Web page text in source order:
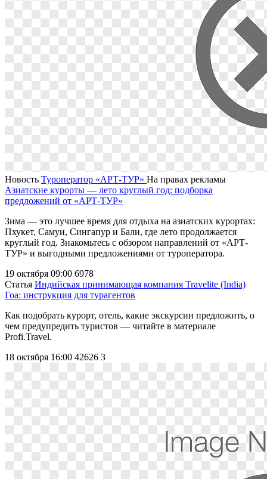
Новость Туроператор «АРТ-ТУР» На правах рекламы
Азиатские курорты ― лето круглый год: подборка
предложений от «АРТ-ТУР»
Зима ― это лучшее время для отдыха на азиатских курортах:
Пхукет, Самуи, Сингапур и Бали, где лето продолжается
круглый год. Знакомьтесь с обзором направлений от «АРТ-
ТУР» и выгодными предложениями от туроператора.
19 октября 09:00 6978
Статья Индийская принимающая компания Travelite (India)
Гоа: инструкция для турагентов
Как подобрать курорт, отель, какие экскурсии предложить, о
чем предупредить туристов — читайте в материале
Profi.Travel.
18 октября 16:00 42626 3